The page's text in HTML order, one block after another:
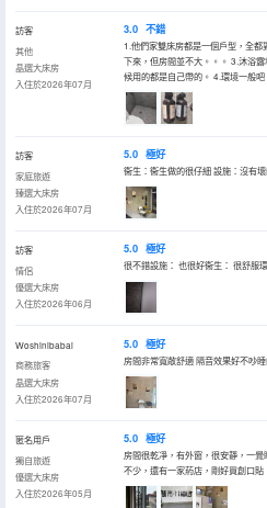
訪客
其他
晶選大床房
入住於2026年07月
3.0 不錯
1.他們家雙床房都是一個戶型，全
下來，但房間並不大。。。 3.沐浴
候用的都是自己帶的。 4.環境一般
訪客
家庭旅遊
臻選大床房
入住於2026年07月
5.0 極好
衞生：衞生做的很仔細 設施：沒有
訪客
情侶
優選大床房
入住於2026年06月
5.0 極好
很不錯設施： 也很好衞生： 很舒服
Woshinibabai
商務旅客
晶選大床房
入住於2026年07月
5.0 極好
房間非常寬敞舒適 隔音效果好不吵
匿名用戶
獨自旅遊
優選大床房
入住於2026年05月
5.0 極好
房間很乾凈，有外窗，很安靜，一
不少，還有一家葯店，剛好買創口貼